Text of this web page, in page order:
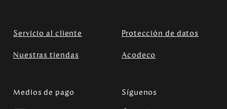
Servicio al cliente Protección de datos
Nuestras tiendas Acodeco
Medios de pago Síguenos